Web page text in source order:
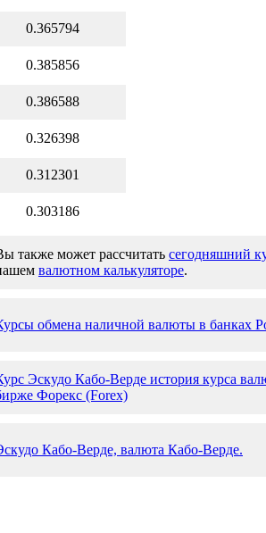
0.365794
0.385856
0.386588
0.326398
0.312301
0.303186
также может рассчитать сегодняшний
валютном калькуляторе.
обмена наличной валюты в банках
Эскудо Кабо-Верде история курса
Форекс (Forex)
Кабо-Верде, валюта Кабо-Верде.